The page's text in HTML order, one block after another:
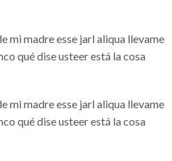
mi madre esse jarl aliqua llevame
qué dise usteer está la cosa
mi madre esse jarl aliqua llevame
qué dise usteer está la cosa